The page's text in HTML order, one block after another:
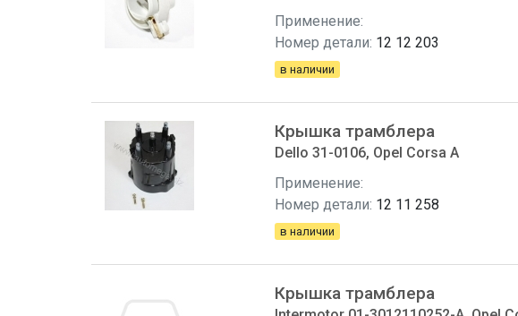
Применение:
Номер детали: 12 12 203
в наличии
Крышка трамблера
Dello 31-0106, Opel Corsa A
Применение:
Номер детали: 12 11 258
в наличии
Крышка трамблера